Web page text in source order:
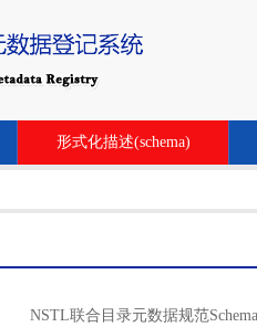
形式化描述(schema)
NSTL联合目录元数据规范Schema